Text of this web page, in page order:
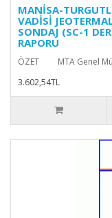
MANİSA-
VADİSİ
SONDAJ (SC-1
RAPORU
ÖZET MTA Genel
3.602,54TL